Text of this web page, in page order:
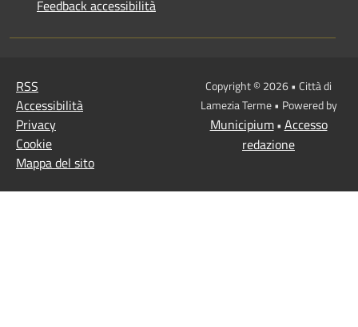
Feedback accessibilità
RSS
Accessibilità
Privacy
Cookie
Mappa del sito
Copyright © 2026 • Città di
Lamezia Terme • Powered by
Municipium• Accesso
redazione